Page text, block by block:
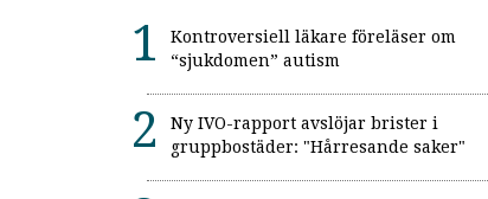
Kontroversiell läkare föreläser om
“sjukdomen” autism
Ny IVO-rapport avslöjar brister i
gruppbostäder: "Hårresande saker"